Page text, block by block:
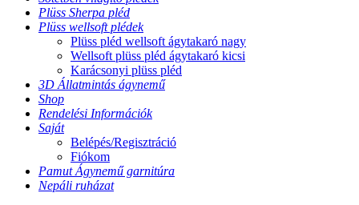
Plüss Sherpa pléd
Plüss wellsoft plédek
Plüss pléd wellsoft ágytakaró nagy
Wellsoft plüss pléd ágytakaró kicsi
Karácsonyi plüss pléd
3D Állatmintás ágynemű
Shop
Rendelési Információk
Saját
Belépés/Regisztráció
Fiókom
Pamut Ágynemű garnitúra
Nepáli ruházat